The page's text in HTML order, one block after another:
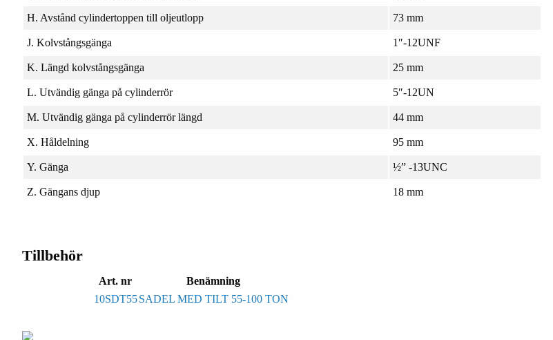
H. Avstånd cylindertoppen till oljeutlopp 73 mm
J. Kolvstångsgänga 1″-12UNF
K. Längd kolvstångsgänga 25 mm
L. Utvändig gänga på cylinderrör 5″-12UN
M. Utvändig gänga på cylinderrör längd 44 mm
X. Håldelning 95 mm
Y. Gänga ½” -13UNC
Z. Gängans djup 18 mm
Tillbehör
Art. nr
Benämning
10SDT55SADEL MED TILT 55-100 TON